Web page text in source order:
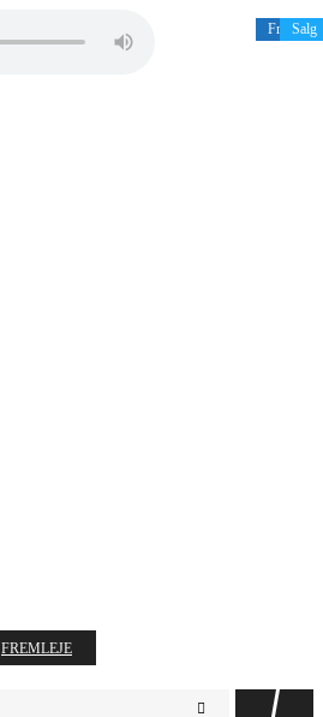
FREMLEJE
Salg
Fremleje
Fremleje
Salg
Fremleje
Fremleje
Fremleje
Salg
Salg
Salg
Salg
Salg
Salg
Salg
Salg